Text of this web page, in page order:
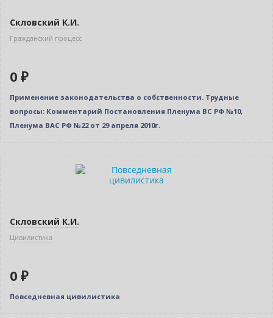
Скловский К.И.
Гражданский процесс
0 ₽
Применение законодательства о собственности. Трудные
вопросы: Комментарий Постановления Пленума ВС РФ №10,
Пленума ВАС РФ №22 от 29 апреля 2010г.
Скловский К.И.
Цивилистика
0 ₽
Повседневная цивилистика